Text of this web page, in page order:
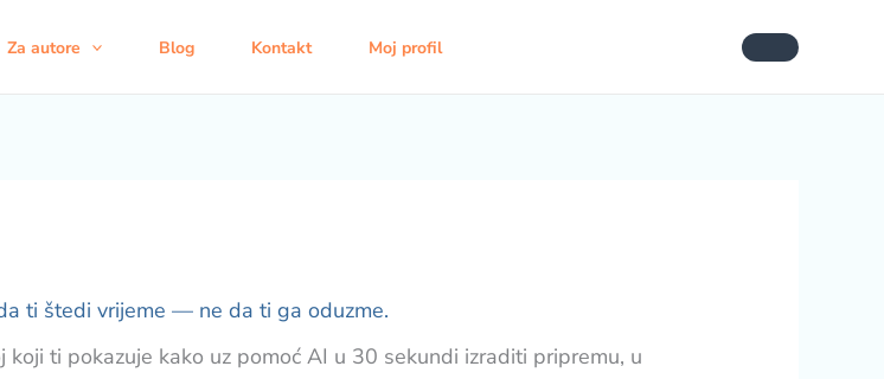
Za autore Blog Kontakt Moj profil
ti štedi vrijeme — ne da ti ga oduzme.
ti pokazuje kako uz pomoć AI u 30 sekundi izraditi pripremu, u